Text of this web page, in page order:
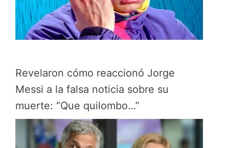
Revelaron cómo reaccionó Jorge
Messi a la falsa noticia sobre su
muerte: “Que quilombo…”